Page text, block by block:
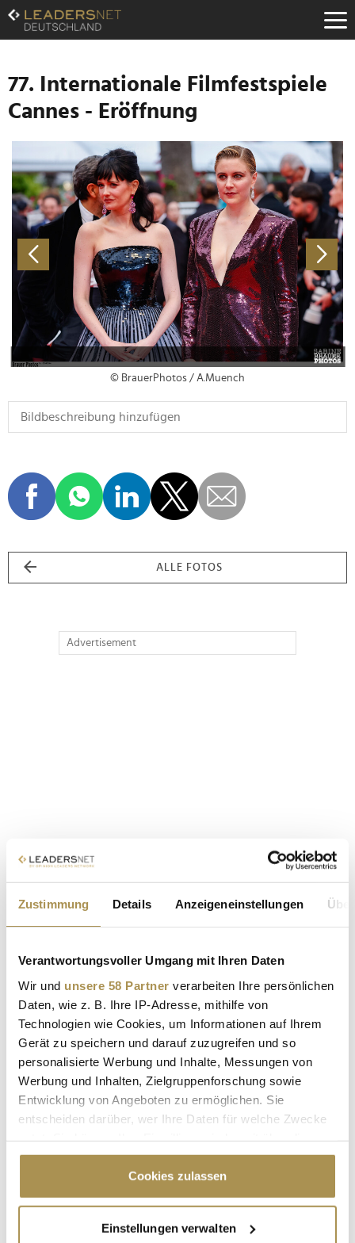
Zustimmung Details Anzeigeneinstellungen
Verantwortungsvoller Umgang mit Ihren Daten
Wir und unsere 58 Partner verarbeiten Ihre persönlichen
Daten, wie z. B. Ihre IP-Adresse, mithilfe von
Technologien wie Cookies, um Informationen auf Ihrem
Gerät zu speichern und darauf zuzugreifen und so
personalisierte Werbung und Inhalte, Messungen von
Werbung und Inhalten, Zielgruppenforschung sowie
Entwicklung von Angeboten zu ermöglichen. Sie
entscheiden darüber, wer Ihre Daten für welche Zwecke
Cookie-Erklärung oder durch Klicken auf das Privacy
Trigger Symbol ändern oder widerrufen
Informationen über Ihre geografische Lage
Cookies zulassen
Einstellungen verwalten
Zum
Inhalt
Zur
Navigation
Zur
Hauptnavigation
77. Internationale Filmfestspiele
Cannes - Eröffnung
© BrauerPhotos / A.Muench
ALLE FOTOS
Advertisement